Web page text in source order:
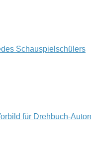
Schauspielschülers
für Drehbuch-